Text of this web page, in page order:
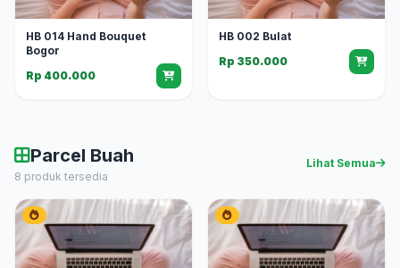
HB 014 Hand Bouquet
Bogor
Rp 400.000
HB 002 Bulat
Rp 350.000
Parcel Buah
8 produk tersedia
Lihat Semua